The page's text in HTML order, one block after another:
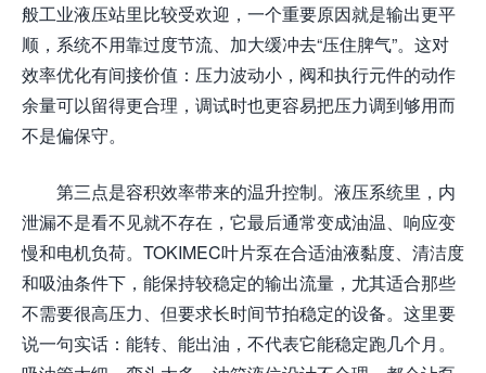
般工业液压站里比较受欢迎，一个重要原因就是输出更平
顺，系统不用靠过度节流、加大缓冲去“压住脾气”。这对
效率优化有间接价值：压力波动小，阀和执行元件的动作
余量可以留得更合理，调试时也更容易把压力调到够用而
不是偏保守。
第三点是容积效率带来的温升控制。液压系统里，内
泄漏不是看不见就不存在，它最后通常变成油温、响应变
慢和电机负荷。TOKIMEC叶片泵在合适油液黏度、清洁度
和吸油条件下，能保持较稳定的输出流量，尤其适合那些
不需要很高压力、但要求长时间节拍稳定的设备。这里要
说一句实话：能转、能出油，不代表它能稳定跑几个月。